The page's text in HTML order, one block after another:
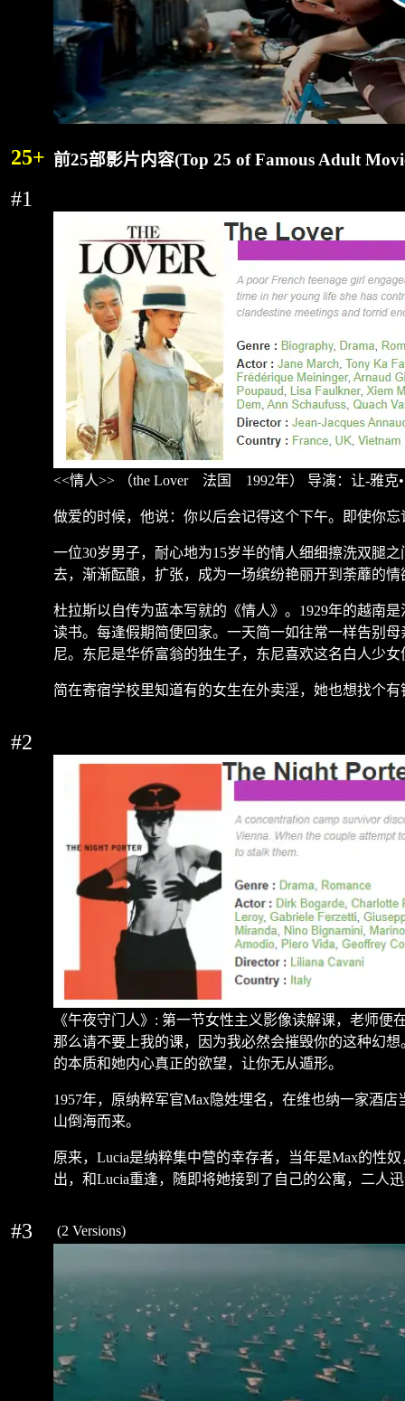
25+ 前25部影片内容(Top 25 of Famous Adult
#1
<<情人>> （the Lover法国 1992年） 导演：让-雅克•
做爱的时候，他说：你以后会记得这个下午。即使你
一位30岁男子，耐心地为15岁半的情人细细擦洗双腿
去，渐渐酝酿，扩张，成为一场缤纷艳丽开到荼蘼的情
杜拉斯以自传为蓝本写就的《情人》。 1929年的越南是
读书。每逢假期简便回家。一天简一如往常一样告别
尼。东尼是华侨富翁的独生子，东尼喜欢这名白人少
简在寄宿学校里知道有的女生在外卖淫，她也想找个
#2
《午夜守门人》 : 第一节女性主义影像读解课，老师便
那么请不要上我的课，因为我必然会摧毁你的这种幻想
的本质和她内心真正的欲望，让你无从遁形。
1957年，原纳粹军官Max隐姓埋名，在维也纳一家酒
山倒海而来。
原来， Lucia是纳粹集中营的幸存者，当年是Max的性
出，和Lucia重逢，随即将她接到了自己的公寓，二人
#3 (2 Versions)